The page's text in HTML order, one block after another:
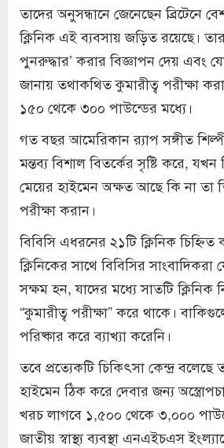
তাদের অনুসন্ধানে জেনেছেন ব্রিটেনে
ক্লিনিক এই ব্যবসায় জড়িত রয়েছে।
পুনরুদ্ধার’ করার বিজ্ঞাপন দেয় এবং
জানায় তথাকথিত কুমারীত্ব পরীক্ষা
১৫০ থেকে ৩০০ পাউন্ডের মধ্যে।
গত বছর আমেরিকান র‍্যাপ সঙ্গীত
মন্তব্য বিশাল বিতর্কের সৃষ্টি করে,
মেয়ের হাইমেন অক্ষত আছে কি না তা
পরীক্ষা করান।
বিবিসি এধরনের ২১টি ক্লিনিক
ক্লিনিকের সাথে বিবিসির
সক্ষম হন, যাদের মধ্যে সাতটি ক্লিনিক
“কুমারীত্ব পরীক্ষা” করে থাকে।
পরিষ্কার করে ব্যাখ্যা করেনি।
তবে প্রত্যেকটি চিকিৎসা কেন্দ্র বলেছে
হাইমেন ঠিক করে দেবার জন্য
খরচ লাগবে ১,৫০০ থেকে ৩,০০০
জাতীয় স্বাস্থ্য ব্যবস্থা এনএইচএস